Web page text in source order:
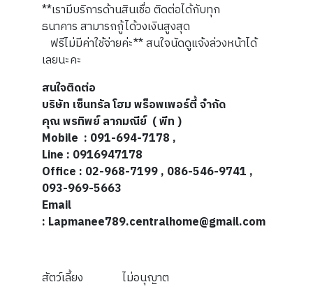
**เรามีบริการด้านสินเชื่อ ติดต่อได้กับทุก
ธนาคาร สามารถกู้ได้วงเงินสูงสุด
ฟรีไม่มีค่าใช้จ่ายค่ะ** สนใจนัดดูแจ้งล่วงหน้าได้
เลยนะคะ
สนใจติดต่อ
บริษัท เซ็นทรัลโฮมพร็อพเพอร์ตี้จำกัด
คุณ พรทิพย์ ลาภมณีย์ ( พีท )
Mobile : 091-694-7178,
Line : 0916947178
Office : 02-968-7199 , 086-546-9741 ,
093-969-5663
Email
: Lapmanee789.centralhome@gmail.com
สัตว์เลี้ยง
ไม่อนุญาต